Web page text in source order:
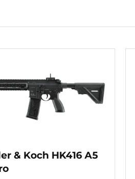
& Koch HK416 A5